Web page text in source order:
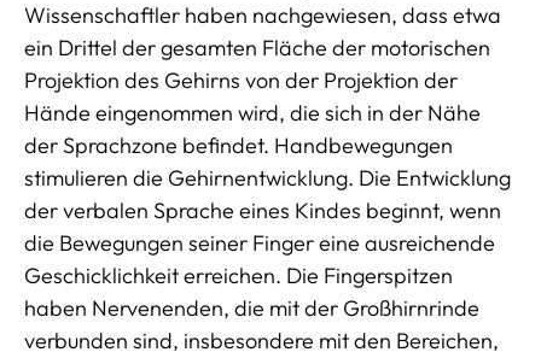
Wissenschaftler haben nachgewiesen, dass etwa
ein Drittel der gesamten Fläche der motorischen
Projektion des Gehirns von der Projektion der
Hände eingenommen wird, die sich in der Nähe
der Sprachzone befindet. Handbewegungen
stimulieren die Gehirnentwicklung. Die Entwicklung
der verbalen Sprache eines Kindes beginnt, wenn
die Bewegungen seiner Finger eine ausreichende
Geschicklichkeit erreichen. Die Fingerspitzen
haben Nervenenden, die mit der Großhirnrinde
verbunden sind, insbesondere mit den Bereichen,